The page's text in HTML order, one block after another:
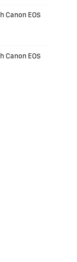
Canon EOS
Canon EOS